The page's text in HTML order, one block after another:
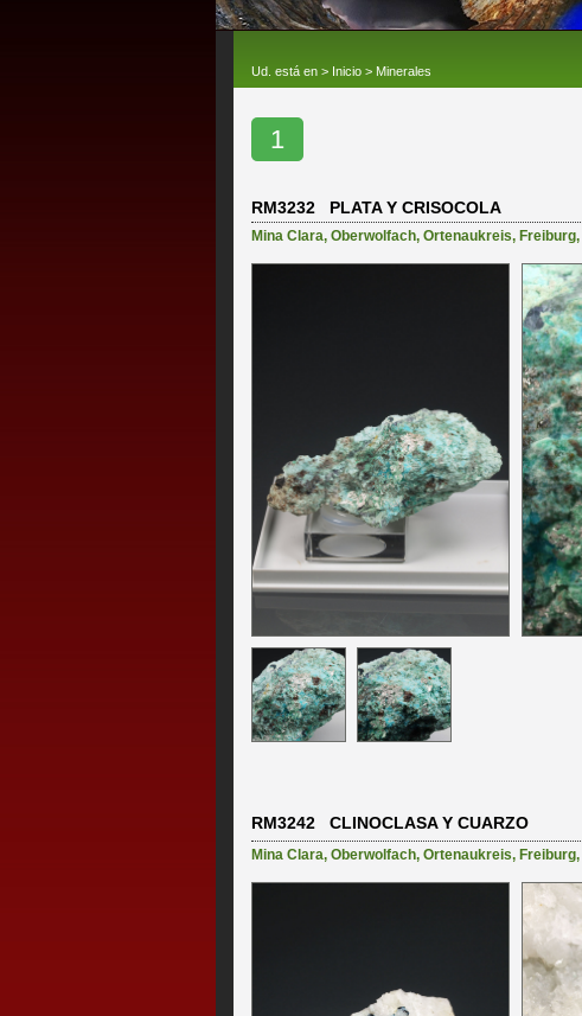
Ud. está en > Inicio > Minerales
1
RM3232 PLATA Y CRISOCOLA
Mina Clara, Oberwolfach, Ortenaukreis, Freiburg,
RM3242 CLINOCLASA Y CUARZO
Mina Clara, Oberwolfach, Ortenaukreis, Freiburg,